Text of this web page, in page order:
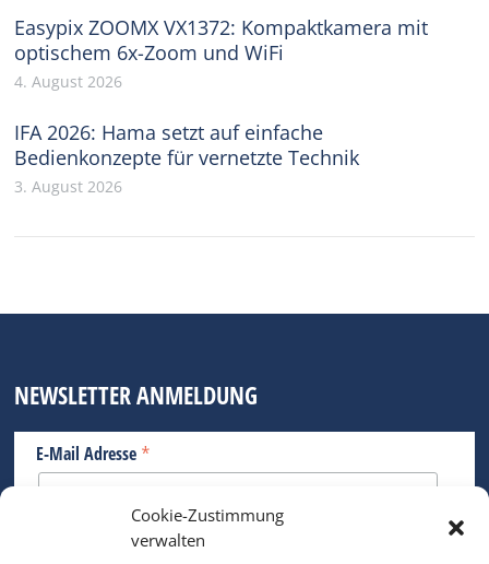
Cookie-Zustimmung
verwalten
Easypix ZOOMX VX1372: Kompaktkamera mit
optischem 6x-Zoom und WiFi
4. August 2026
IFA 2026: Hama setzt auf einfache
Bedienkonzepte für vernetzte Technik
3. August 2026
NEWSLETTER ANMELDUNG
E-Mail Adresse *
Bitte geben Sie Ihre E-Mail Adresse ein.